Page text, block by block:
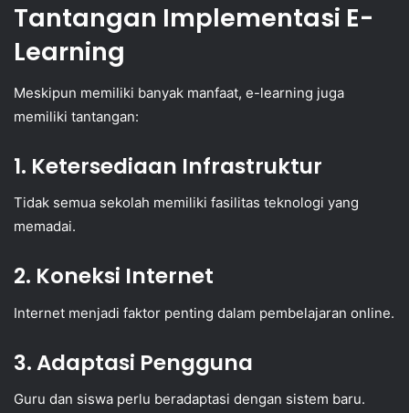
Tantangan Implementasi E-
Learning
Meskipun memiliki banyak manfaat, e-learning juga
memiliki tantangan:
1. Ketersediaan Infrastruktur
Tidak semua sekolah memiliki fasilitas teknologi yang
memadai.
2. Koneksi Internet
Internet menjadi faktor penting dalam pembelajaran online.
3. Adaptasi Pengguna
Guru dan siswa perlu beradaptasi dengan sistem baru.